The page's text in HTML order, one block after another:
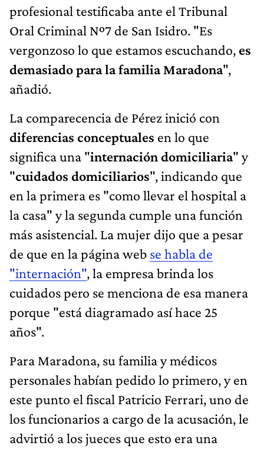
profesional testificaba ante el Tribunal
Oral Criminal Nº7 de San Isidro. "Es
vergonzoso lo que estamos escuchando, es
demasiado para la familia Maradona",
añadió.
La comparecencia de Pérez inició con
diferencias conceptuales en lo que
significa una "internación domiciliaria" y
"cuidados domiciliarios", indicando que
en la primera es "como llevar el hospital a
la casa" y la segunda cumple una función
más asistencial. La mujer dijo que a pesar
de que en la página web se habla de
"internación", la empresa brinda los
cuidados pero se menciona de esa manera
porque "está diagramado así hace 25
años".
Para Maradona, su familia y médicos
personales habían pedido lo primero, y en
este punto el fiscal Patricio Ferrari, uno de
los funcionarios a cargo de la acusación, le
advirtió a los jueces que esto era una